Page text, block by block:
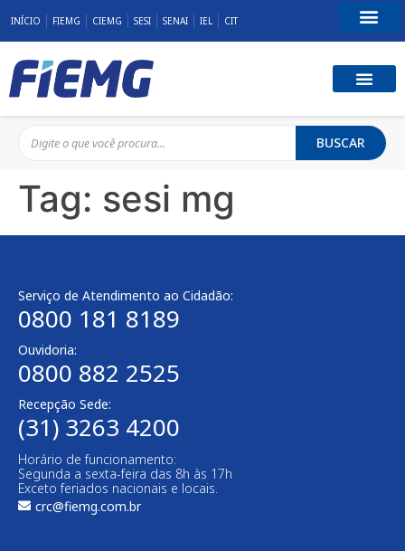
INÍCIO FIEMG CIEMG SESI SENAI IEL CIT
BUSCAR
Tag: sesi mg
Serviço de Atendimento ao Cidadão:
0800 181 8189
Ouvidoria:
0800 882 2525
Recepção Sede:
(31) 3263 4200
Horário de funcionamento:
Segunda a sexta-feira das 8h às 17h
Exceto feriados nacionais e locais.
crc@fiemg.com.br